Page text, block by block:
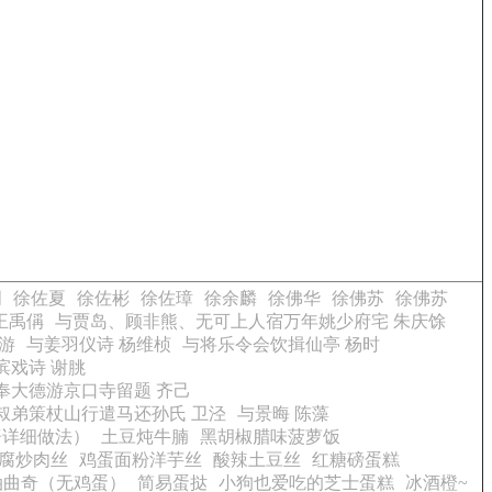
徐佐夏 徐佐彬 徐佐璋 徐余麟 徐佛华 徐佛苏
徐佛苏
禹偁 与贾岛、顾非熊、无可上人宿万年姚少府宅 朱庆馀
与姜羽仪诗 杨维桢
与将乐令会饮揖仙亭 杨时
戏诗 谢朓
大德游京口寺留题 齐己
弟策杖山行遣马还孙氏 卫泾
与景晦 陈藻
细做法）
土豆炖牛腩
黑胡椒腊味菠萝饭
炒肉丝
鸡蛋面粉洋芋丝 酸辣土豆丝
红糖磅蛋糕
奇（无鸡蛋）
简易蛋挞 小狗也爱吃的芝士蛋糕 冰酒橙~